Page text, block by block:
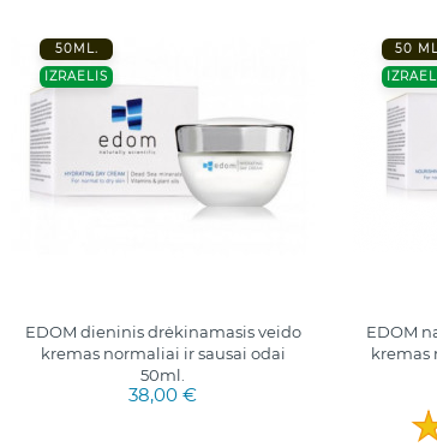
50ML.
IZRAELIS
EDOM dieninis drėkinamasis veido
kremas normaliai ir sausai odai
50ml.
38,00 €
50
EDOM
kremas